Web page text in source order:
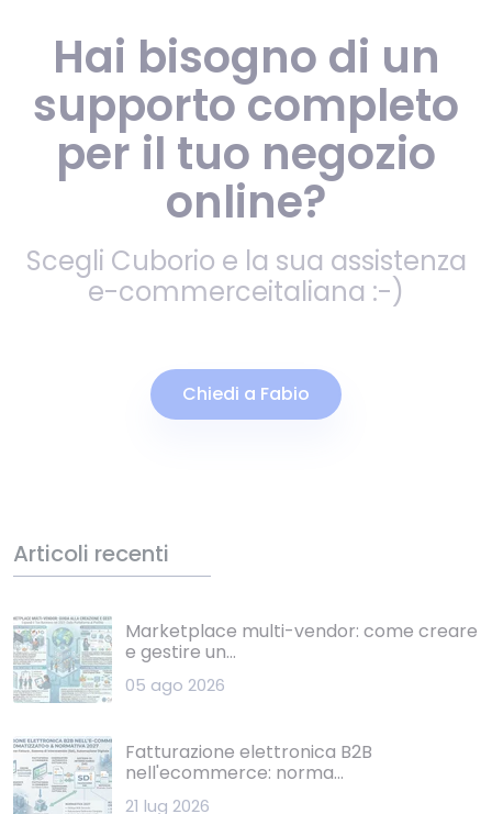
Hai bisogno di un
supporto completo
per il tuo negozio
online?
Scegli Cuborio e la sua assistenza
e-commerceitaliana :-)
Chiedi a Fabio
Articoli recenti
Marketplace multi-vendor: come creare
e gestire un...
05 ago 2026
Fatturazione elettronica B2B
nell'ecommerce: norma...
21 lug 2026